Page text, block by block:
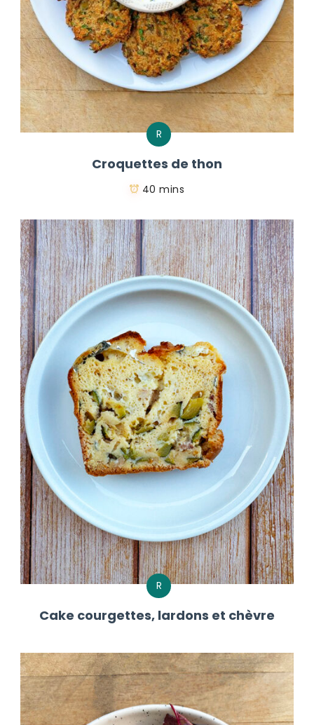
R
Croquettes de thon
40 mins
R
Cake courgettes, lardons et chèvre